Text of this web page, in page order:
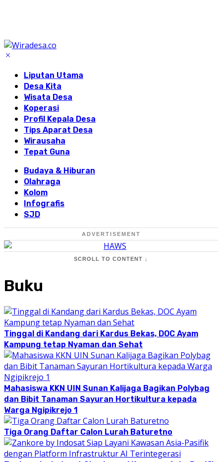
Liputan Utama
Desa Kita
Wisata Desa
Koperasi
Profil Kepala Desa
Tips Aparat Desa
Wirausaha
Tepat Guna
Budaya & Hiburan
Olahraga
Kolom
Infografis
SJD
ADVERTISEMENT
SCROLL TO CONTENT ↓
Buku
Tinggal di Kandang dari Kardus Bekas, DOC Ayam
Kampung tetap Nyaman dan Sehat
Mahasiswa KKN UIN Sunan Kalijaga Bagikan Polybag
dan Bibit Tanaman Sayuran Hortikultura kepada
Warga Ngipikrejo 1
Tiga Orang Daftar Calon Lurah Baturetno